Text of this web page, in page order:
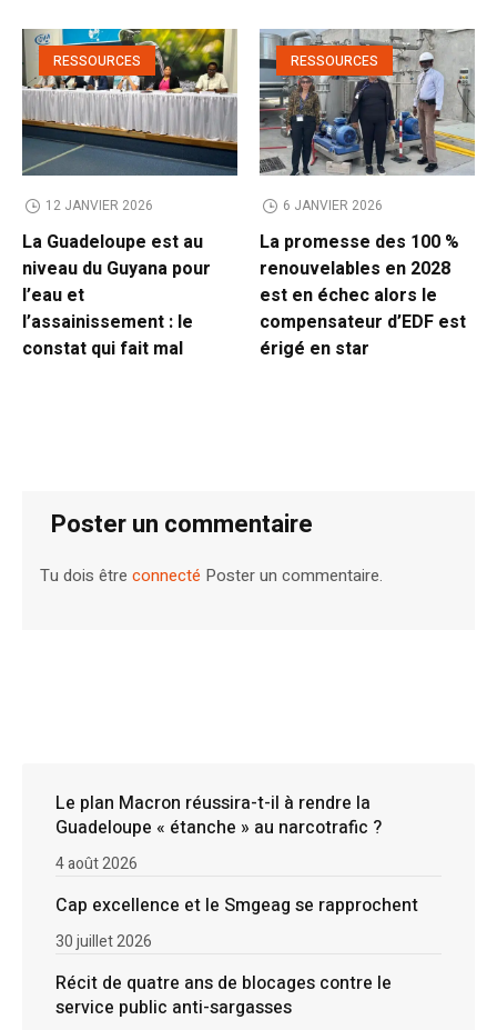
RESSOURCES
12 JANVIER 2026
La Guadeloupe est au
niveau du Guyana pour
l’eau et
l’assainissement : le
constat qui fait mal
RESSOURCES
6 JANVIER 2026
La promesse des 100 %
renouvelables en 2028
est en échec alors le
compensateur d’EDF est
érigé en star
Poster un commentaire
Tu dois êtreconnecté Poster un commentaire.
Le plan Macron réussira-t-il à rendre la
Guadeloupe « étanche » au narcotrafic ?
4 août 2026
Cap excellence et le Smgeag se rapprochent
30 juillet 2026
Récit de quatre ans de blocages contre le
service public anti-sargasses